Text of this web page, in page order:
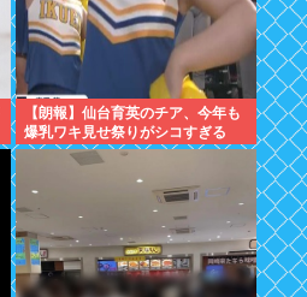
【朗報】仙台育英のチア、今年も
爆乳ワキ見せ祭りがシコすぎる